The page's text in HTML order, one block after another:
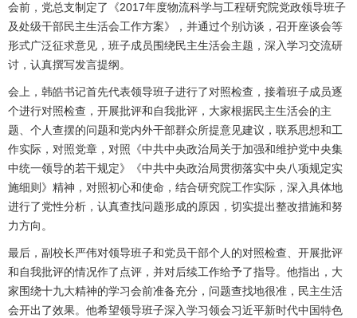
会前，党总支制定了《2017年度物流科学与工程研究院党政领导班子
及处级干部民主生活会工作方案》，并通过个别访谈，召开座谈会等
形式广泛征求意见，班子成员围绕民主生活会主题，深入学习交流研
讨，认真撰写发言提纲。
会上，韩皓书记首先代表领导班子进行了对照检查，接着班子成员逐
个进行对照检查，开展批评和自我批评，大家根据民主生活会的主
题、个人查摆的问题和党内外干部群众所提意见建议，联系思想和工
作实际，对照党章，对照《中共中央政治局关于加强和维护党中央集
中统一领导的若干规定》《中共中央政治局贯彻落实中央八项规定实
施细则》精神，对照初心和使命，结合研究院工作实际，深入具体地
进行了党性分析，认真查找问题形成的原因，切实提出整改措施和努
力方向。
最后，副校长严伟对领导班子和党员干部个人的对照检查、开展批评
和自我批评的情况作了点评，并对后续工作给予了指导。他指出，大
家围绕十九大精神的学习会前准备充分，问题查找地很准，民主生活
会开出了效果。他希望领导班子深入学习领会习近平新时代中国特色